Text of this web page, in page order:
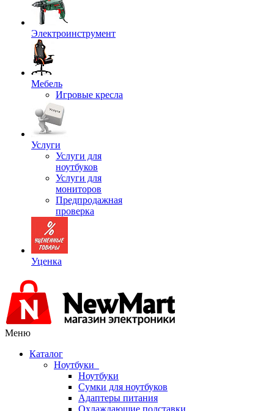
Электроинструмент
Мебель
Игровые кресла
Услуги
Услуги для
ноутбуков
Услуги для
мониторов
Предпродажная
проверка
Уценка
Меню
Каталог
Ноутбуки
Ноутбуки
Сумки для ноутбуков
Адаптеры питания
Охлаждающие подставки